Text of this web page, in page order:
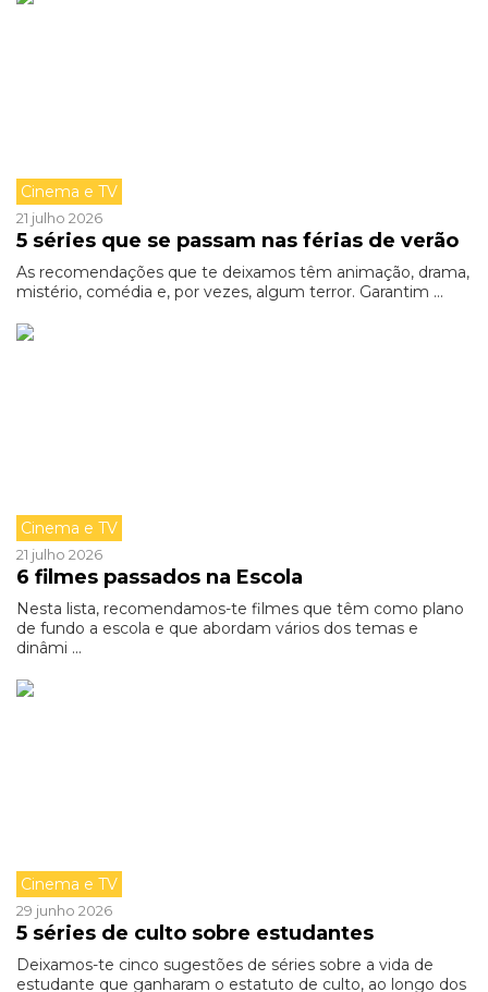
Cinema e TV
21 julho 2026
5 séries que se passam nas férias de verão
As recomendações que te deixamos têm animação, drama,
mistério, comédia e, por vezes, algum terror. Garantim ...
Cinema e TV
21 julho 2026
6 filmes passados na Escola
Nesta lista, recomendamos-te filmes que têm como plano
de fundo a escola e que abordam vários dos temas e
dinâmi ...
Cinema e TV
29 junho 2026
5 séries de culto sobre estudantes
Deixamos-te cinco sugestões de séries sobre a vida de
estudante que ganharam o estatuto de culto, ao longo dos